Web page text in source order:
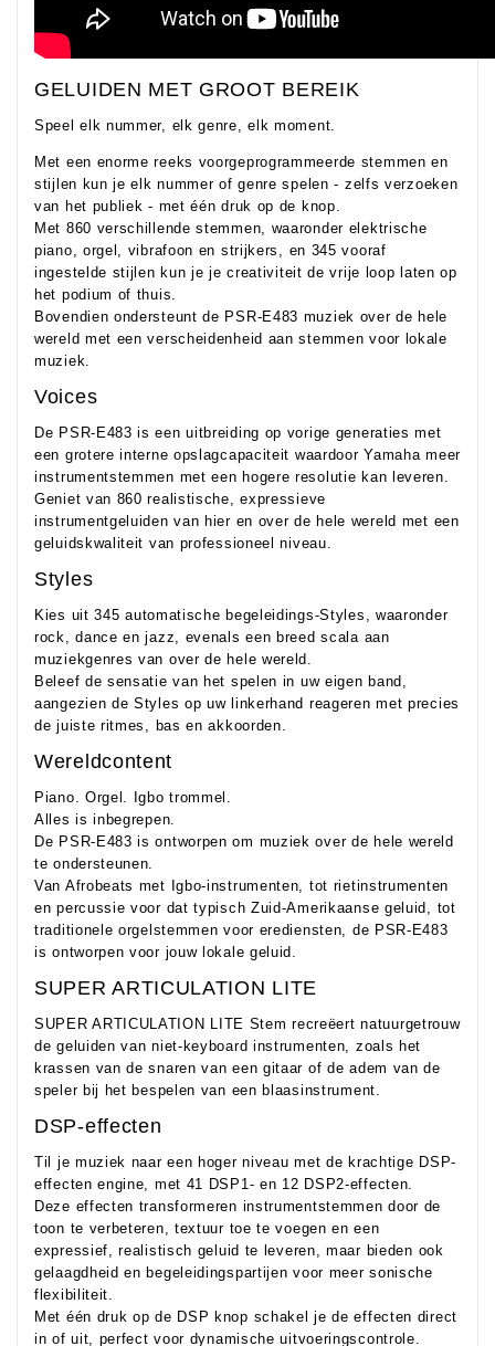
GELUIDEN MET GROOT BEREIK
Speel elk nummer, elk genre, elk moment.
Met een enorme reeks voorgeprogrammeerde stemmen en
stijlen kun je elk nummer of genre spelen - zelfs verzoeken
van het publiek - met één druk op de knop.
Met 860 verschillende stemmen, waaronder elektrische
piano, orgel, vibrafoon en strijkers, en 345 vooraf
ingestelde stijlen kun je je creativiteit de vrije loop laten op
het podium of thuis.
Bovendien ondersteunt de PSR-E483 muziek over de hele
wereld met een verscheidenheid aan stemmen voor lokale
muziek.
Voices
De PSR-E483 is een uitbreiding op vorige generaties met
een grotere interne opslagcapaciteit waardoor Yamaha meer
instrumentstemmen met een hogere resolutie kan leveren.
Geniet van 860 realistische, expressieve
instrumentgeluiden van hier en over de hele wereld met een
geluidskwaliteit van professioneel niveau.
Styles
Kies uit 345 automatische begeleidings-Styles, waaronder
rock, dance en jazz, evenals een breed scala aan
muziekgenres van over de hele wereld.
Beleef de sensatie van het spelen in uw eigen band,
aangezien de Styles op uw linkerhand reageren met precies
de juiste ritmes, bas en akkoorden.
Wereldcontent
Piano. Orgel. Igbo trommel.
Alles is inbegrepen.
De PSR-E483 is ontworpen om muziek over de hele wereld
te ondersteunen.
Van Afrobeats met Igbo-instrumenten, tot rietinstrumenten
en percussie voor dat typisch Zuid-Amerikaanse geluid, tot
traditionele orgelstemmen voor erediensten, de PSR-E483
is ontworpen voor jouw lokale geluid.
SUPER ARTICULATION LITE
SUPER ARTICULATION LITE Stem recreëert natuurgetrouw
de geluiden van niet-keyboard instrumenten, zoals het
krassen van de snaren van een gitaar of de adem van de
speler bij het bespelen van een blaasinstrument.
DSP-effecten
Til je muziek naar een hoger niveau met de krachtige DSP-
effecten engine, met 41 DSP1- en 12 DSP2-effecten.
Deze effecten transformeren instrumentstemmen door de
toon te verbeteren, textuur toe te voegen en een
expressief, realistisch geluid te leveren, maar bieden ook
gelaagdheid en begeleidingspartijen voor meer sonische
flexibiliteit.
Met één druk op de DSP knop schakel je de effecten direct
in of uit, perfect voor dynamische uitvoeringscontrole.